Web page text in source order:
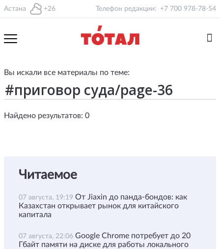
Астана +26 Телефон редакции: +7 700 978-78-54
Вы искали все материалы по теме:
Найдено результатов: 0
Читаемое
07 августа, 19:19 От Jiaxin до панда-бондов: как
Казахстан открывает рынок для китайского
капитала
07 августа, 22:06 Google Chrome потребует до 20
Гбайт памяти на диске для работы локального